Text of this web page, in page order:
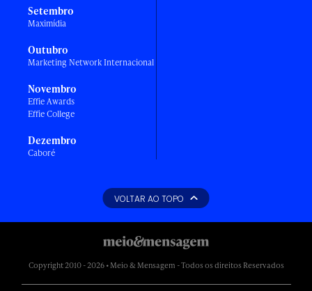
Setembro
Maximídia
Outubro
Marketing Network Internacional
Novembro
Effie Awards
Effie College
Dezembro
Caboré
VOLTAR AO TOPO
Copyright 2010 - 2026 • Meio & Mensagem - Todos os direitos Reservados